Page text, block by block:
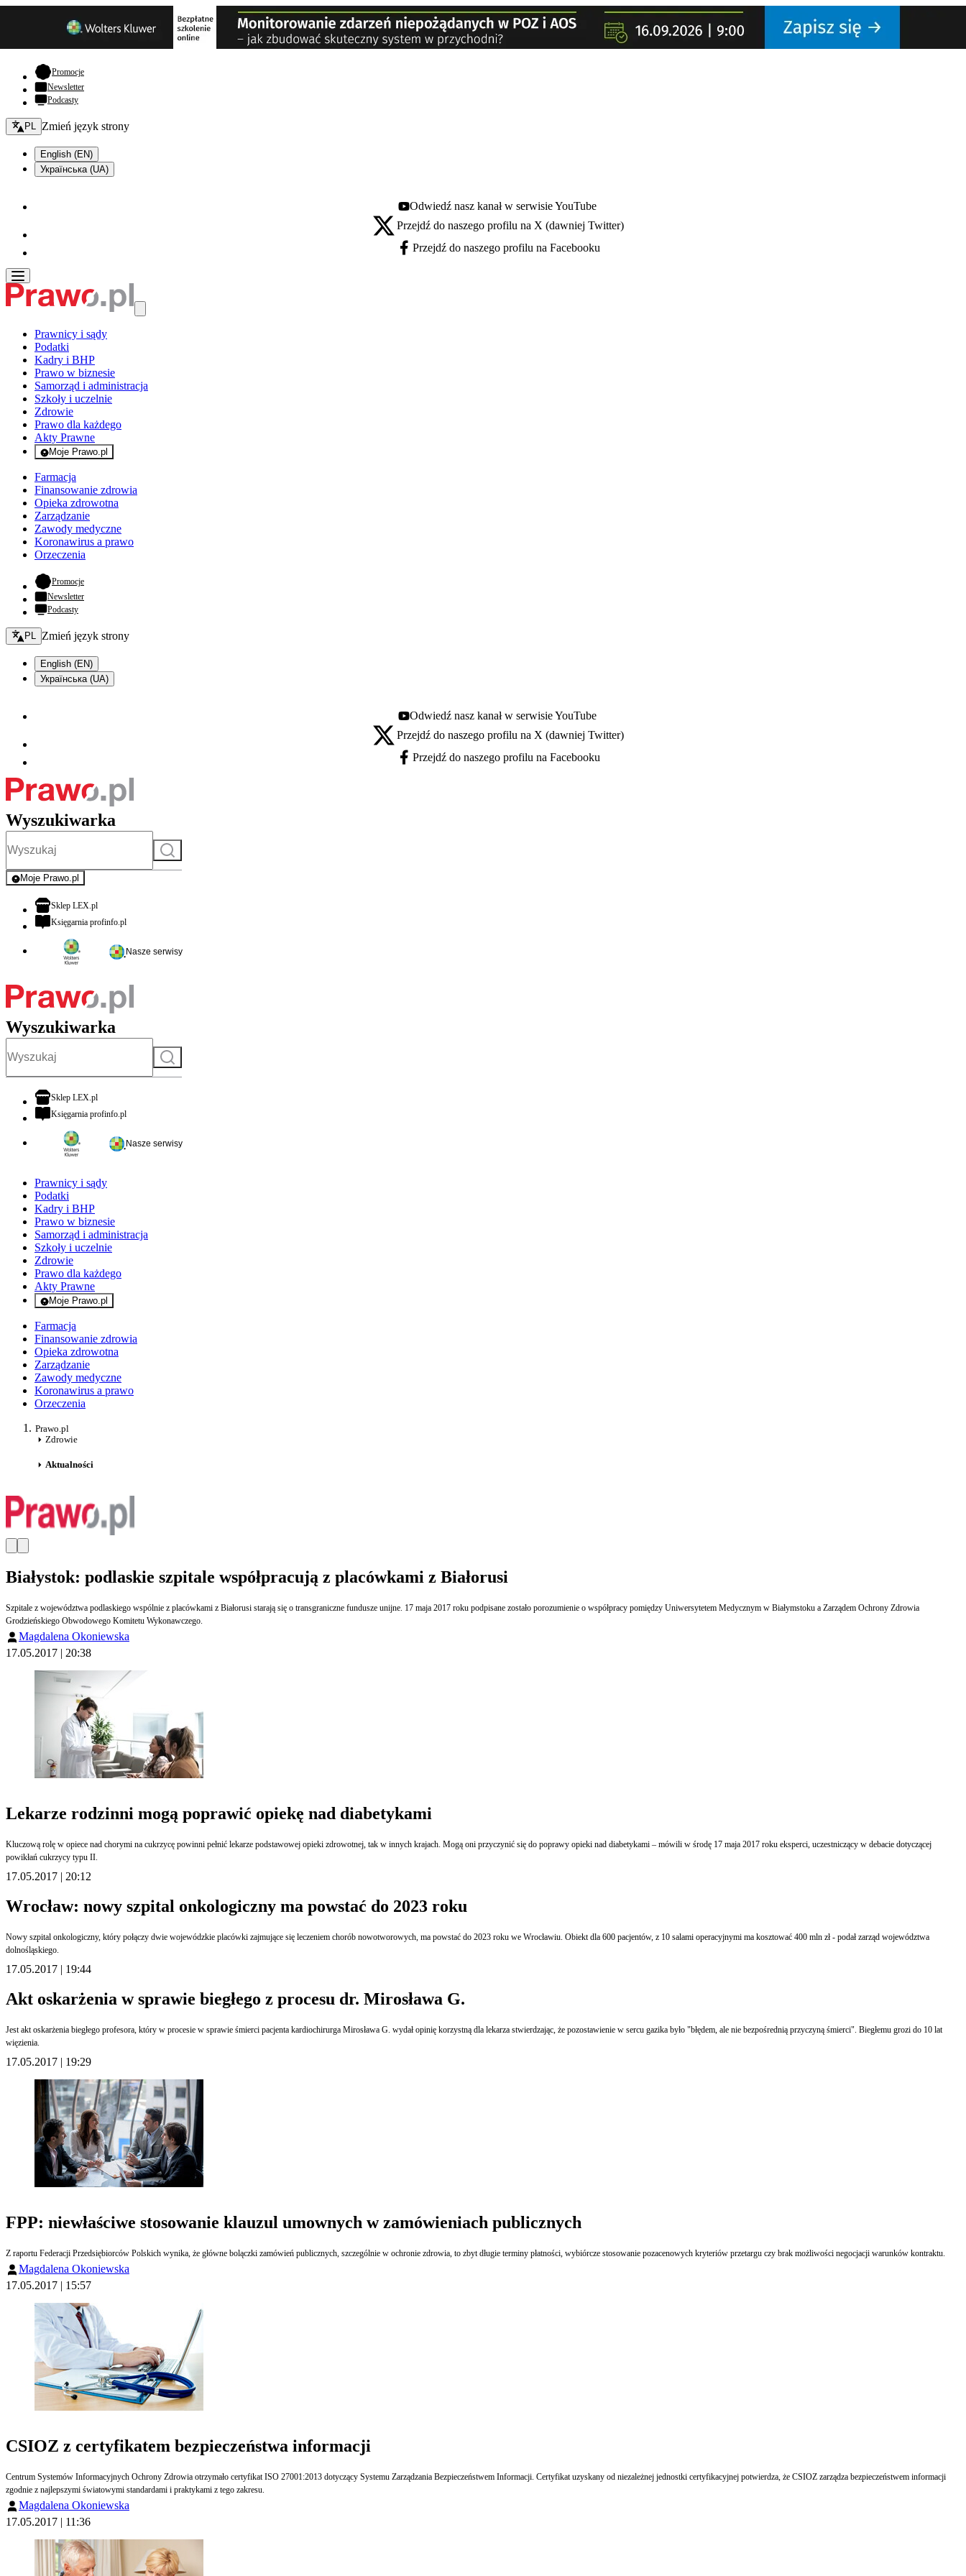
Promocje- otwiera się w nowej karcie
Newsletter
Podcasty
Zmień język - bieżący:
PL Zmień język strony
English (EN)
Українська (UA)
Youtube - otwiera się w nowej karcie
Odwiedź nasz kanał w serwisie YouTube
X - otwiera się w nowej karcie
Przejdź do naszego profilu na X (dawniej Twitter)
Facebook - otwiera się w nowej karcie
Przejdź do naszego profilu na Facebooku
Prawnicy i sądy
Podatki
Kadry i BHP
Prawo w biznesie
Samorząd i administracja
Szkoły i uczelnie
Zdrowie
Prawo dla każdego
Akty Prawne
Moje Prawo.pl
- rejestracja i logowanie do serwisu
Farmacja
Finansowanie zdrowia
Opieka zdrowotna
Zarządzanie
Zawody medyczne
Koronawirus a prawo
Orzeczenia
Promocje- otwiera się w nowej karcie
Newsletter
Podcasty
Zmień język - bieżący:
PL Zmień język strony
English (EN)
Українська (UA)
Youtube - otwiera się w nowej karcie
Odwiedź nasz kanał w serwisie YouTube
X - otwiera się w nowej karcie
Przejdź do naszego profilu na X (dawniej Twitter)
Facebook - otwiera się w nowej karcie
Przejdź do naszego profilu na Facebooku
Wyszukiwarka
Szukaj
Moje Prawo.pl
- rejestracja i logowanie do serwisu
Sklep LEX.plotwiera się w nowej karcie
Księgarnia profinfo.plotwiera się w nowej karcie
Nasze serwisy
Wyszukiwarka
Szukaj
Sklep LEX.plotwiera się w nowej karcie
Księgarnia profinfo.plotwiera się w nowej karcie
Nasze serwisy
Prawnicy i sądy
Podatki
Kadry i BHP
Prawo w biznesie
Samorząd i administracja
Szkoły i uczelnie
Zdrowie
Prawo dla każdego
Akty Prawne
Moje Prawo.pl
- rejestracja i logowanie do serwisu
Farmacja
Finansowanie zdrowia
Opieka zdrowotna
Zarządzanie
Zawody medyczne
Koronawirus a prawo
Orzeczenia
Prawo.pl
Zdrowie
Aktualności
Białystok: podlaskie szpitale współpracują z placówkami z Białorusi
Szpitale z województwa podlaskiego wspólnie z placówkami z Białorusi starają się o transgraniczne fundusze unijne. 17 maja 2017 roku podpisane zostało porozumienie o współpracy pomiędzy Uniwersytetem Medycznym w Białymstoku a Zarządem Ochrony Zdrowia
Grodzieńskiego Obwodowego Komitetu Wykonawczego.
Magdalena Okoniewska
17.05.2017 | 20:38
Lekarze rodzinni mogą poprawić opiekę nad diabetykami
Kluczową rolę w opiece nad chorymi na cukrzycę powinni pełnić lekarze podstawowej opieki zdrowotnej, tak w innych krajach. Mogą oni przyczynić się do poprawy opieki nad diabetykami – mówili w środę 17 maja 2017 roku eksperci, uczestniczący w debacie dotyczącej
powikłań cukrzycy typu II.
17.05.2017 | 20:12
Wrocław: nowy szpital onkologiczny ma powstać do 2023 roku
Nowy szpital onkologiczny, który połączy dwie wojewódzkie placówki zajmujące się leczeniem chorób nowotworowych, ma powstać do 2023 roku we Wrocławiu. Obiekt dla 600 pacjentów, z 10 salami operacyjnymi ma kosztować 400 mln zł - podał zarząd województwa
dolnośląskiego.
17.05.2017 | 19:44
Akt oskarżenia w sprawie biegłego z procesu dr. Mirosława G.
Jest akt oskarżenia biegłego profesora, który w procesie w sprawie śmierci pacjenta kardiochirurga Mirosława G. wydał opinię korzystną dla lekarza stwierdzając, że pozostawienie w sercu gazika było "błędem, ale nie bezpośrednią przyczyną śmierci". Biegłemu grozi do 10 lat
więzienia.
17.05.2017 | 19:29
FPP: niewłaściwe stosowanie klauzul umownych w zamówieniach publicznych
Z raportu Federacji Przedsiębiorców Polskich wynika, że główne bolączki zamówień publicznych, szczególnie w ochronie zdrowia, to zbyt długie terminy płatności, wybiórcze stosowanie pozacenowych kryteriów przetargu czy brak możliwości negocjacji warunków kontraktu.
Magdalena Okoniewska
17.05.2017 | 15:57
CSIOZ z certyfikatem bezpieczeństwa informacji
Centrum Systemów Informacyjnych Ochrony Zdrowia otrzymało certyfikat ISO 27001:2013 dotyczący Systemu Zarządzania Bezpieczeństwem Informacji. Certyfikat uzyskany od niezależnej jednostki certyfikacyjnej potwierdza, że CSIOZ zarządza bezpieczeństwem informacji
zgodnie z najlepszymi światowymi standardami i praktykami z tego zakresu.
Magdalena Okoniewska
17.05.2017 | 11:36